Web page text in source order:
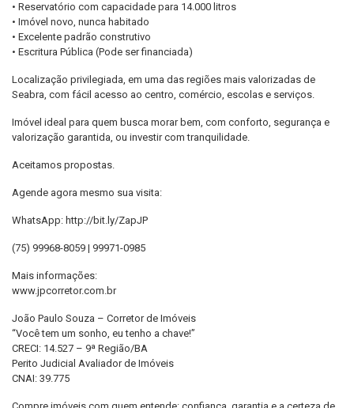
• Reservatório com capacidade para 14.000 litros
• Imóvel novo, nunca habitado
• Excelente padrão construtivo
• Escritura Pública (Pode ser financiada)
Localização privilegiada, em uma das regiões mais valorizadas de
Seabra, com fácil acesso ao centro, comércio, escolas e serviços.
Imóvel ideal para quem busca morar bem, com conforto, segurança e
valorização garantida, ou investir com tranquilidade.
Aceitamos propostas.
Agende agora mesmo sua visita:
WhatsApp: http://bit.ly/ZapJP
(75) 99968-8059 | 99971-0985
Mais informações:
www.jpcorretor.com.br
João Paulo Souza – Corretor de Imóveis
“Você tem um sonho, eu tenho a chave!”
CRECI: 14.527 – 9ª Região/BA
Perito Judicial Avaliador de Imóveis
CNAI: 39.775